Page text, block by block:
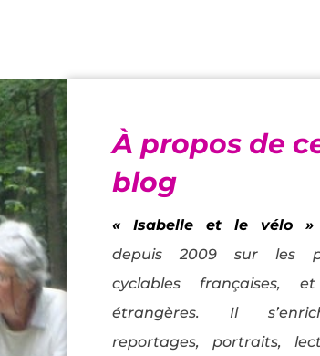
À propos de
blog
« Isabelle et le vélo »
depuis 2009 sur les
cyclables françaises,
étrangères. Il
reportages, portraits,